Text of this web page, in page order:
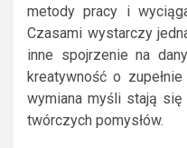
metody pracy i
Czasami wystarczy
inne spojrzenie na
kreatywność o
wymiana myśli stają
twórczych pomysłów.